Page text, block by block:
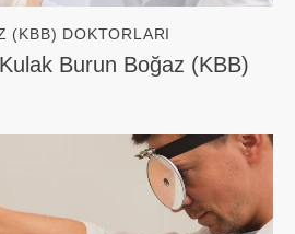
(KBB) DOKTORLARI
Burun Boğaz (KBB)